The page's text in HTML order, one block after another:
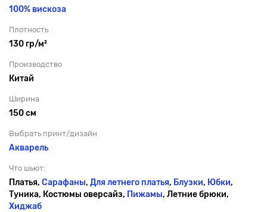
100% вискоза
Плотность
130 гр/м²
Производство
Китай
Ширина
150 см
Выбрать принт/дизайн
Акварель
Что шьют:
Платья, Сарафаны, Для летнего платья, Блузки, Юбки,
Туника, Костюмы оверсайз, Пижамы, Летние брюки,
Хиджаб